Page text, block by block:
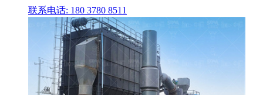
联系电话: 180 3780 8511